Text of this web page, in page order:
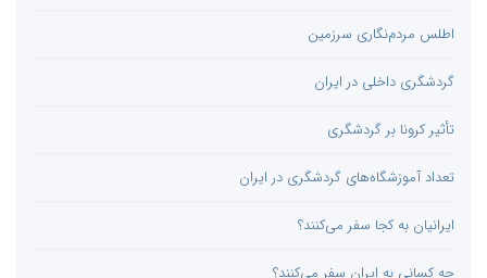
اطلس مردم‌نگاری سرزمین
گردشگری داخلی در ایران
تأثیر کرونا بر گردشگری
تعداد آموزشگاه‌های گردشگری در ایران
ایرانیان به کجا سفر می‌کنند؟